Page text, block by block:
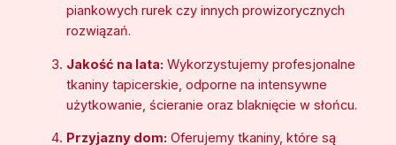
piankowych rurek czy innych prowizorycznych
rozwiązań.
Jakość na lata: Wykorzystujemy profesjonalne
tkaniny tapicerskie, odporne na intensywne
użytkowanie, ścieranie oraz blaknięcie w słońcu.
Przyjazny dom: Oferujemy tkaniny, które są